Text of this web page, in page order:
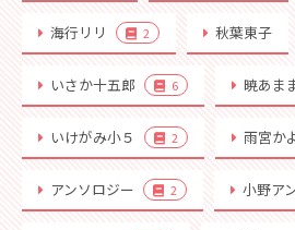
海行リリ 2 秋葉東子
いさか十五郎 6 暁あま
いけがみ小５ 2 雨宮か
アンソロジー 2 小野ア